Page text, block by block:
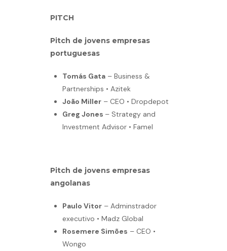
PITCH
Pitch de jovens empresas
portuguesas
Tomás Gata– Business &
Partnerships • Azitek
João Miller– CEO • Dropdepot
Greg Jones – Strategy and
Investment Advisor • Famel
Pitch de jovens empresas
angolanas
Paulo Vitor– Adminstrador
executivo • Madz Global
Rosemere Simões – CEO •
Wongo